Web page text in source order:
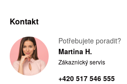
Kontakt
Potřebujete poradit?
Martina H.
Zákaznický servis
+420 517 546 555